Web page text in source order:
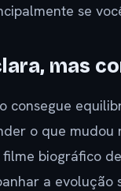
se
mas
consegue
o que
biográfico
a evolução